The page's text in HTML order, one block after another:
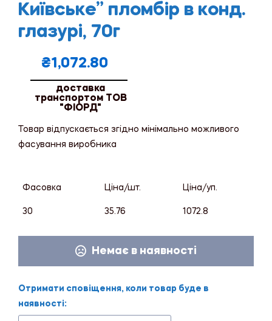
Київське” пломбір в конд.
глазурі, 70г
₴1,072.80
доставка
транспортом ТОВ
"ФІОРД"
Товар відпускається згідно мінімально можливого
фасування виробника
Фасовка Ціна/шт. Ціна/уп.
30 35.76 1072.8
Немає в наявності
Отримати сповіщення, коли товар буде в
наявності: